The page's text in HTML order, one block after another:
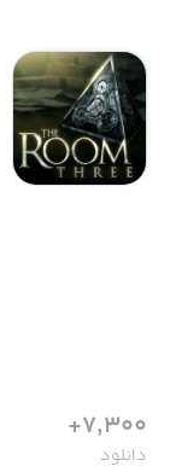
7,300+
دانلود